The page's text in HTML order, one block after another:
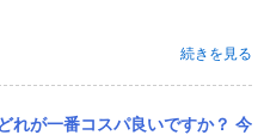
続きを見る
れが一番コスパ良いですか？ 今